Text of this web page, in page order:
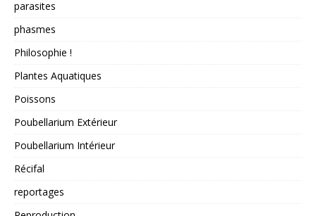
parasites
phasmes
Philosophie !
Plantes Aquatiques
Poissons
Poubellarium Extérieur
Poubellarium Intérieur
Récifal
reportages